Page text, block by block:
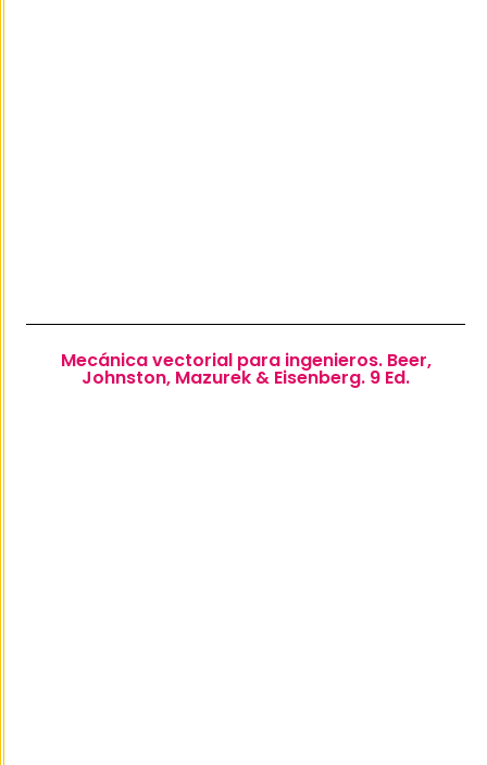
Mecánica vectorial para ingenieros. Beer,
Johnston, Mazurek & Eisenberg. 9 Ed.